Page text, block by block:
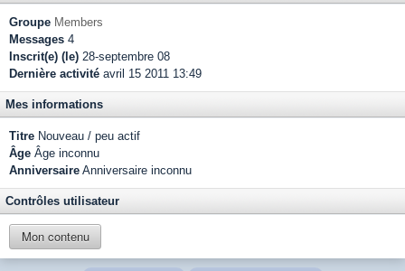
Groupe Members
Messages 4
Inscrit(e) (le) 28-septembre 08
Dernière activité avril 15 2011 13:49
Mes informations
Titre Nouveau / peu actif
Âge Âge inconnu
Anniversaire Anniversaire inconnu
Contrôles utilisateur
Mon contenu